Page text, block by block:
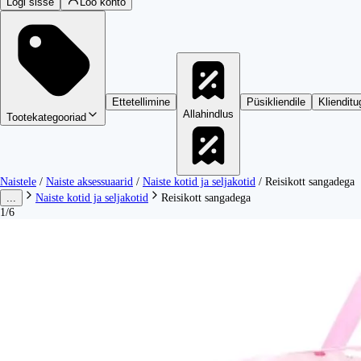
Tootekategooriad
Ettetellimine
Allahindlus
Püsikliendile
Naistele / Naiste aksessuaarid / Naiste kotid ja seljakotid / Reisikott sangadega
...
Naiste kotid ja seljakotid
Reisikott sangadega
1/6